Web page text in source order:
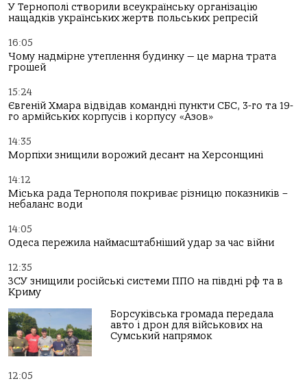
У Тернополі створили всеукраїнську організацію
нащадків українських жертв польських репресій
16:05
Чому надмірне утеплення будинку — це марна трата
грошей
15:24
Євгеній Хмара відвідав командні пункти СБС, 3-го та 19-
го армійських корпусів і корпусу «Азов»
14:35
Морпіхи знищили ворожий десант на Херсонщині
14:12
Міська рада Тернополя покриває різницю показників –
небаланс води
14:05
Одеса пережила наймасштабніший удар за час війни
12:35
ЗСУ знищили російські системи ППО на півдні рф та в
Криму
Борсуківська громада передала
авто і дрон для військових на
Сумський напрямок
12:05